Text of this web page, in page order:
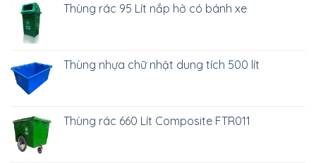
Thùng rác 95 Lít nắp hở có bánh xe
Thùng nhựa chữ nhật dung tích 500 lít
Thùng rác 660 Lít Composite FTR011